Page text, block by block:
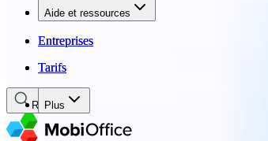
Aide et ressources
Entreprises
Tarifs
Plus
Aide et ressources
Entreprises
Tarifs
Rechercher